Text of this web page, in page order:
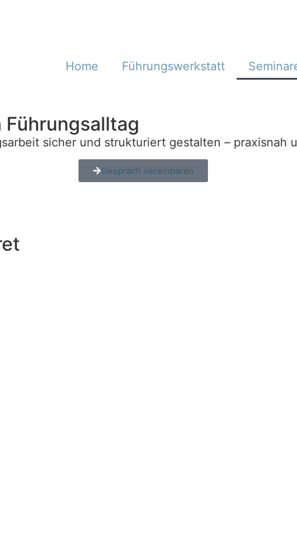
Home Führungswerkstatt
sicher und strukturiert gestalten – praxisnah
Gespräch vereinbaren